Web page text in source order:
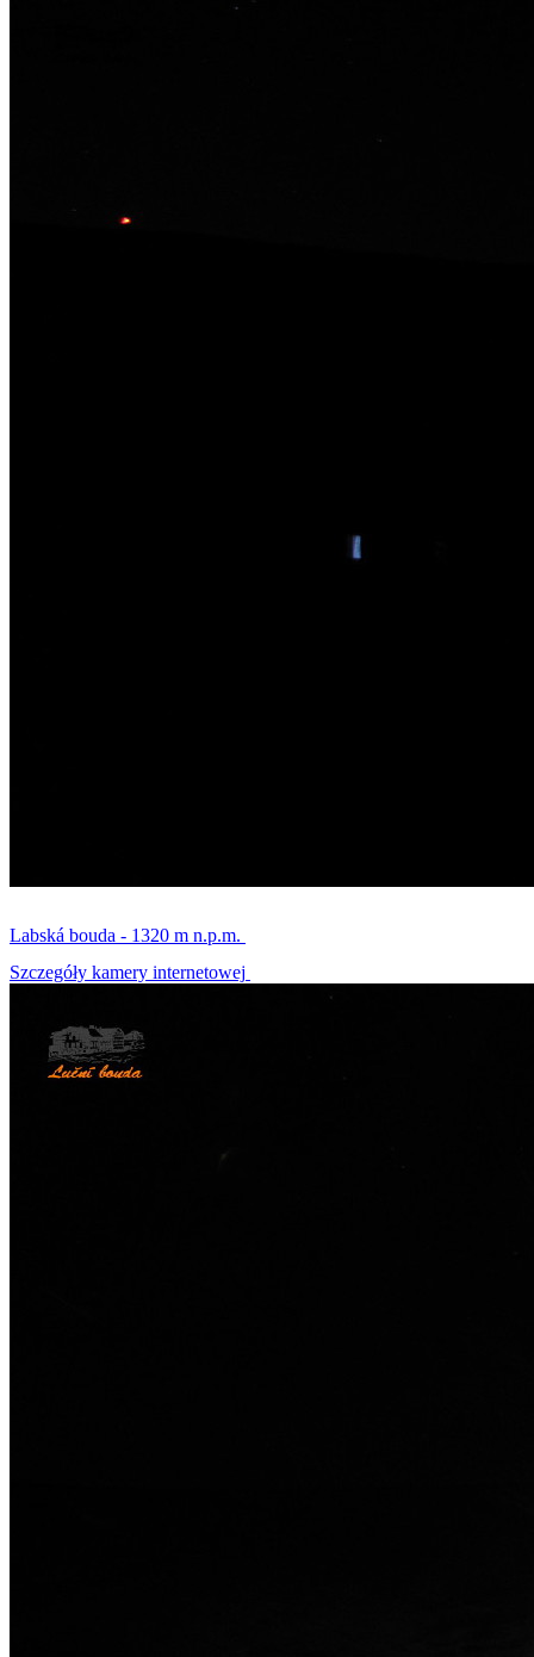
Labská bouda - 1320 m n.p.m.
Szczegóły kamery internetowej